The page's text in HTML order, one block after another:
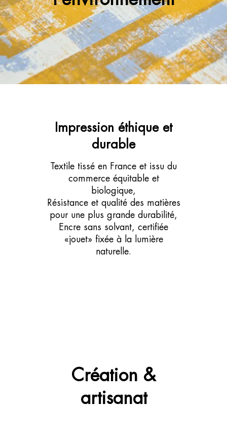
Impression éthique et
durable
Textile tissé en France et issu du
commerce équitable et
biologique,
Résistance et qualité des matières
pour une plus grande durabilité,
Encre sans solvant, certifiée
«jouet» fixée à la lumière
naturelle.
Création &
artisanat